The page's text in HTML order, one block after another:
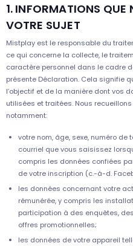
1. INFORMATIONS QUE
VOTRE SUJET
Mistplay est le responsable du
ce qui concerne la collecte, le
caractère personnel dans le cadre
présente Déclaration. Cela signifie
l’objectif et de la manière dont vos
utilisées et traitées. Nous
notamment:
votre nom, âge, sexe, numéro
courriel que vous saisissez
compris les données confiées
de votre inscription (c.-à-d.
les données concernant votre
rémunérée, y compris les
participation à des enquêtes,
offres promotionnelles;
les données de votre appareil